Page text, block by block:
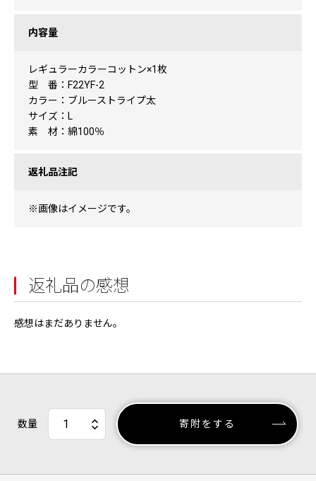
内容量
レギュラーカラーコットン×1枚
型 番：F22YF-2
カラー：ブルーストライプ太
サイズ：L
素 材：綿100％
返礼品注記
※画像はイメージです。
返礼品の感想
感想はまだありません。
数量 寄附をする